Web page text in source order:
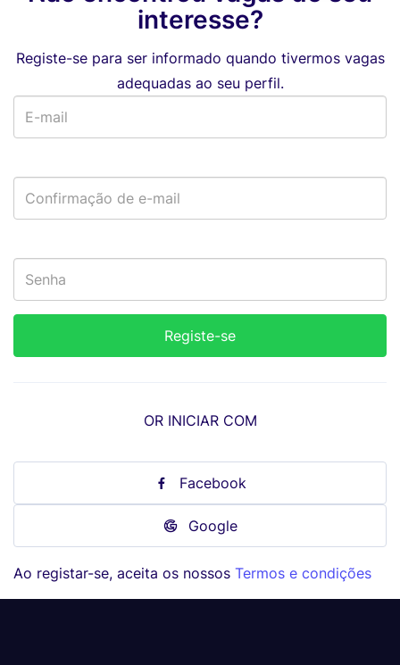
interesse?
Registe-se para ser informado quando tivermos vagas
adequadas ao seu perfil.
OR INICIAR COM
Facebook
Google
Ao registar-se, aceita os nossos Termos e condições